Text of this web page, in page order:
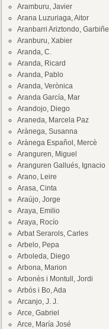
Aramburu, Javier
Arana Luzuriaga, Aitor
Aranbarri Ariztondo, Garbiñe
Aranburu, Xabier
Aranda, C.
Aranda, Ricard
Aranda, Pablo
Aranda, Verònica
Aranda García, Mar
Arandojo, Diego
Araneda, Marcela Paz
Arànega, Susanna
Arànega Español, Mercè
Aranguren, Miguel
Aranguren Gallués, Ignacio
Arano, Leire
Arasa, Cinta
Araújo, Jorge
Araya, Emilio
Araya, Rocío
Arbat Serarols, Carles
Arbelo, Pepa
Arboleda, Diego
Arbona, Marion
Arbonès i Montull, Jordi
Arbós i Bo, Ada
Arcanjo, J. J.
Arce, Gabriel
Arce, María José